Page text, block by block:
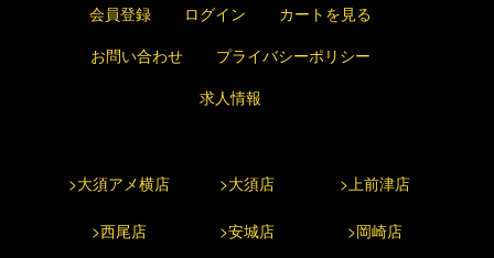
会員登録
ログイン
カートを見る
お問い合わせ
プライバシーポリシー
求人情報
>大須アメ横店 >大須店 >上前津店
>西尾店 >安城店 >岡崎店